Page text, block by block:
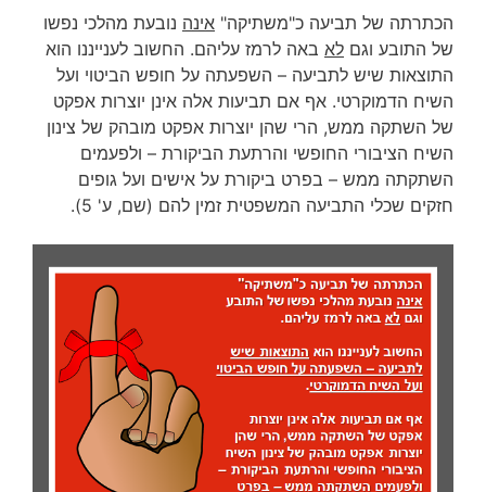
הכתרתה של תביעה כ"משתיקה" אינה נובעת מהלכי נפשו
של התובע וגם לא באה לרמז עליהם. החשוב לענייננו הוא
התוצאות שיש לתביעה – השפעתה על חופש הביטוי ועל
השיח הדמוקרטי. אף אם תביעות אלה אינן יוצרות אפקט
של השתקה ממש, הרי שהן יוצרות אפקט מובהק של צינון
השיח הציבורי החופשי והרתעת הביקורת – ולפעמים
השתקתה ממש – בפרט ביקורת על אישים ועל גופים
חזקים שכלי התביעה המשפטית זמין להם (שם, ע' 5).